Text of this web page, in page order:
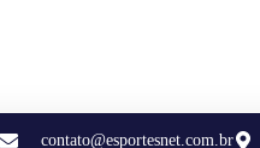
contato@esportesnet.com.br